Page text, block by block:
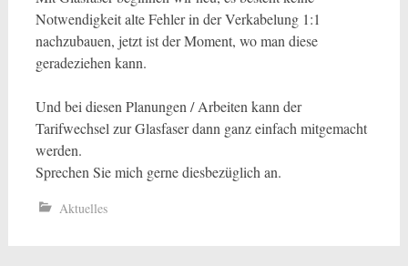
Notwendigkeit alte Fehler in der Verkabelung 1:1
nachzubauen, jetzt ist der Moment, wo man diese
geradeziehen kann.
Und bei diesen Planungen / Arbeiten kann der
Tarifwechsel zur Glasfaser dann ganz einfach mitgemacht
werden.
Sprechen Sie mich gerne diesbezüglich an.
Aktuelles